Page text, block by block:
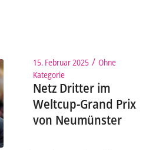
15. Februar 2025 / Ohne
Kategorie
Netz Dritter im
Weltcup-Grand Prix
von Neumünster